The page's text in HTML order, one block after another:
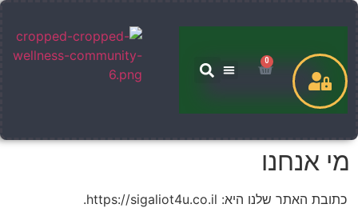
0
מי אנחנו
כתובת האתר שלנו היא: https://sigaliot4u.co.il.